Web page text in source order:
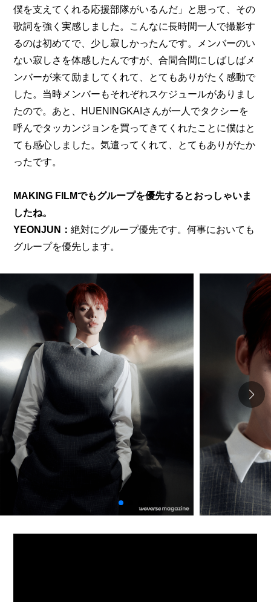
僕を支えてくれる応援部隊がいるんだ」と思って、その
歌詞を強く実感しました。こんなに長時間一人で撮影す
るのは初めてで、少し寂しかったんです。メンバーのい
ない寂しさを体感したんですが、合間合間にしばしばメ
ンバーが来て励ましてくれて、とてもありがたく感動で
した。当時メンバーもそれぞれスケジュールがありまし
たので。あと、HUENINGKAIさんが一人でタクシーを
呼んでタッカンジョンを買ってきてくれたことに僕はと
ても感心しました。気遣ってくれて、とてもありがたか
ったです。
MAKING FILMでもグループを優先するとおっしゃいま
したね。
YEONJUN：絶対にグループ優先です。何事においても
グループを優先します。